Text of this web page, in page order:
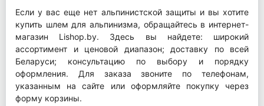
Если у вас еще нет альпинистской защиты и вы хотите
купить шлем для альпинизма, обращайтесь в интернет-
магазин Lishop.by. Здесь вы найдете: широкий
ассортимент и ценовой диапазон; доставку по всей
Беларуси; консультацию по выбору и порядку
оформления. Для заказа звоните по телефонам,
указанным на сайте или оформляйте покупку через
форму корзины.